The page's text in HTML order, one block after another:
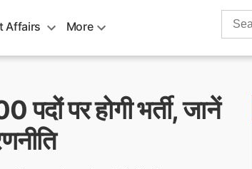
Affairs More
Search
पर होगी भर्ती, जानें